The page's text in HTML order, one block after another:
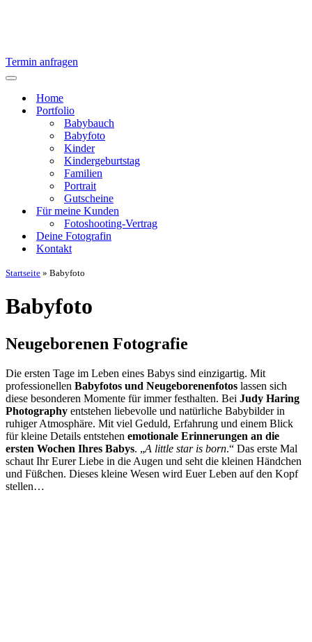
Termin anfragen
Navigationsmenü
Home
Portfolio
Babybauch
Babyfoto
Kinder
Kindergeburtstag
Familien
Portrait
Gutscheine
Für meine Kunden
Fotoshooting-Vertrag
Deine Fotografin
Kontakt
Startseite » Babyfoto
Babyfoto
Neugeborenen Fotografie
Die ersten Tage im Leben eines Babys sind einzigartig. Mit
professionellen Babyfotos und Neugeborenenfotos lassen sich
diese besonderen Momente für immer festhalten. Bei Judy Haring
Photography entstehen liebevolle und natürliche Babybilder in
ruhiger Atmosphäre. Mit viel Geduld, Erfahrung und einem Blick
für kleine Details entstehen emotionale Erinnerungen an die
ersten Wochen Ihres Babys. „A little star is born.“ Das erste Mal
schaut Ihr Eurer Liebe in die Augen und seht die kleinen Händchen
und Füßchen. Dieses kleine Wesen wird Euer Leben auf den Kopf
stellen…